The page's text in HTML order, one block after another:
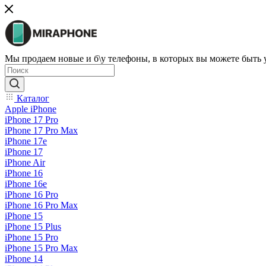
Мы продаем новые и б\у телефоны, в которых вы можете быть
Каталог
Apple iPhone
iPhone 17 Pro
iPhone 17 Pro Max
iPhone 17e
iPhone 17
iPhone Air
iPhone 16
iPhone 16e
iPhone 16 Pro
iPhone 16 Pro Max
iPhone 15
iPhone 15 Plus
iPhone 15 Pro
iPhone 15 Pro Max
iPhone 14